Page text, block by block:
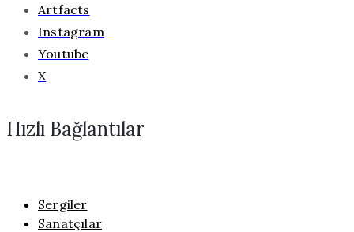
Artfacts
Instagram
Youtube
X
Hızlı Bağlantılar
Sergiler
Sanatçılar